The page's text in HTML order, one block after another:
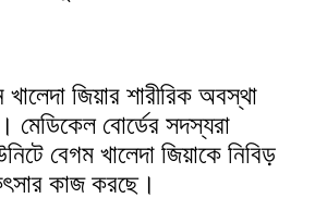
জিয়ার শারীরিক অবস্থা
বোর্ডের সদস্যরা
বেগম খালেদা জিয়াকে নিবিড়
কাজ করছে।